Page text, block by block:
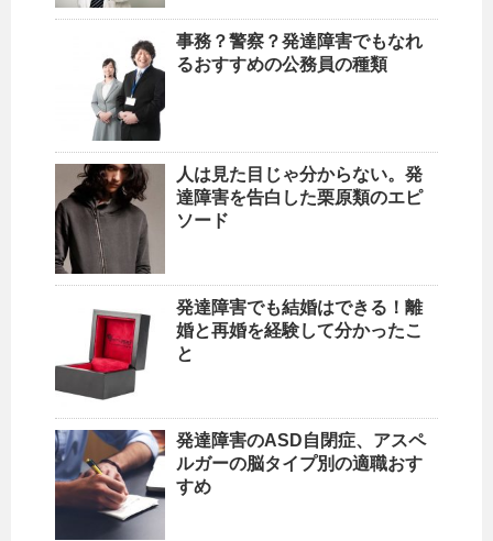
事務？警察？発達障害でもなれ
るおすすめの公務員の種類
人は見た目じゃ分からない。発
達障害を告白した栗原類のエピ
ソード
発達障害でも結婚はできる！離
婚と再婚を経験して分かったこ
と
発達障害のASD自閉症、アスペ
ルガーの脳タイプ別の適職おす
すめ